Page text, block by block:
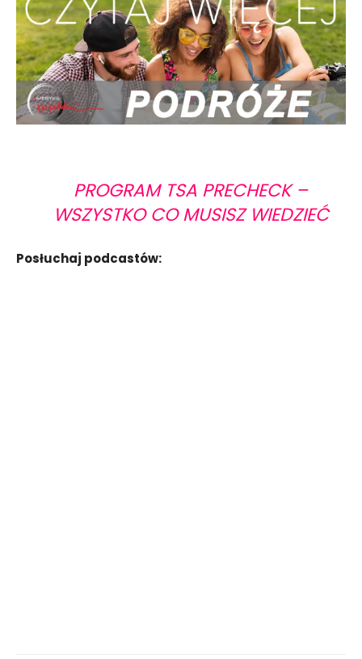
PROGRAM TSA PRECHECK –
WSZYSTKO CO MUSISZ WIEDZIEĆ
Posłuchaj podcastów: